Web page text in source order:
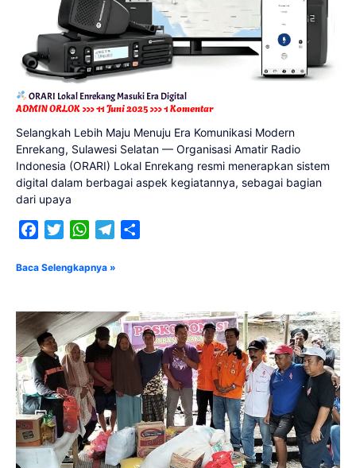
ORARI Lokal Enrekang Masuki Era Digital
ADMIN ORLOK 11 Juni 2025
1 Komentar
Selangkah Lebih Maju Menuju Era Komunikasi Modern
Enrekang, Sulawesi Selatan — Organisasi Amatir Radio
Indonesia (ORARI) Lokal Enrekang resmi menerapkan sistem
digital dalam berbagai aspek kegiatannya, sebagai bagian
dari upaya
FacebookTwitterWhatsAppTelegram
Baca Selengkapnya »